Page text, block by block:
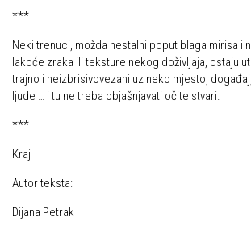
***
Neki trenuci, možda nestalni poput blaga mirisa i
lakoće zraka ili teksture nekog doživljaja, ostaju
trajno i neizbrisivovezani uz neko mjesto,
ljude … i tu ne treba objašnjavati očite stvari.
***
Kraj
Autor teksta:
Dijana Petrak